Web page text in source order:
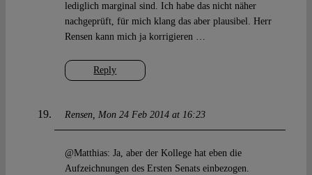
Reply
lediglich marginal sind. Ich habe das nicht näher
nachgeprüft, für mich klang das aber plausibel. Herr
Rensen kann mich ja korrigieren …
Rensen Mon 24 Feb 2014 at 16:23
@Matthias: Ja, aber der Kollege hat eben die
Aufzeichnungen des Ersten Senats einbezogen.